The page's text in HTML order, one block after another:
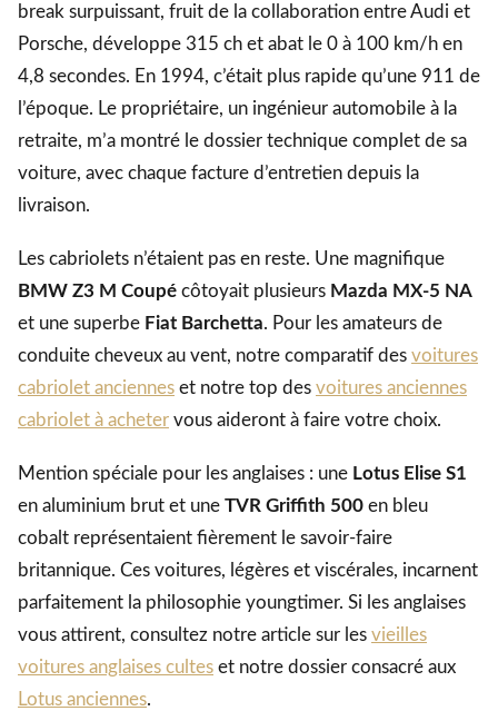
break surpuissant, fruit de la collaboration entre Audi et
Porsche, développe 315 ch et abat le 0 à 100 km/h en
4,8 secondes. En 1994, c’était plus rapide qu’une 911 de
l’époque. Le propriétaire, un ingénieur automobile à la
retraite, m’a montré le dossier technique complet de sa
voiture, avec chaque facture d’entretien depuis la
livraison.
Les cabriolets n’étaient pas en reste. Une magnifique
BMW Z3 M Coupé côtoyait plusieurs Mazda MX-5 NA
et une superbe Fiat Barchetta. Pour les amateurs de
conduite cheveux au vent, notre comparatif des voitures
cabriolet anciennes et notre top des voitures anciennes
cabriolet à acheter vous aideront à faire votre choix.
Mention spéciale pour les anglaises : une Lotus Elise S1
en aluminium brut et une TVR Griffith 500 en bleu
cobalt représentaient fièrement le savoir-faire
britannique. Ces voitures, légères et viscérales, incarnent
parfaitement la philosophie youngtimer. Si les anglaises
vous attirent, consultez notre article sur les vieilles
voitures anglaises cultes et notre dossier consacré aux
Lotus anciennes.